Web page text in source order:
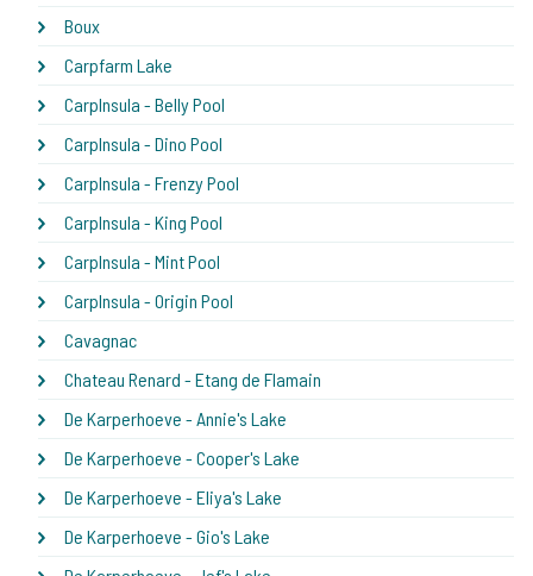
Boux
Carpfarm Lake
CarpInsula - Belly Pool
CarpInsula - Dino Pool
CarpInsula - Frenzy Pool
CarpInsula - King Pool
CarpInsula - Mint Pool
CarpInsula - Origin Pool
Cavagnac
Chateau Renard - Etang de Flamain
De Karperhoeve - Annie's Lake
De Karperhoeve - Cooper's Lake
De Karperhoeve - Eliya's Lake
De Karperhoeve - Gio's Lake